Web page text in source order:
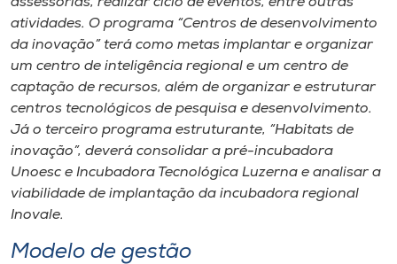
atividades. O programa “Centros de desenvolvimento
da inovação” terá como metas implantar e organizar
um centro de inteligência regional e um centro de
captação de recursos, além de organizar e estruturar
centros tecnológicos de pesquisa e desenvolvimento.
Já o terceiro programa estruturante, “Habitats de
inovação”, deverá consolidar a pré-incubadora
Unoesc e Incubadora Tecnológica Luzerna e analisar a
viabilidade de implantação da incubadora regional
Inovale.
Modelo de gestão